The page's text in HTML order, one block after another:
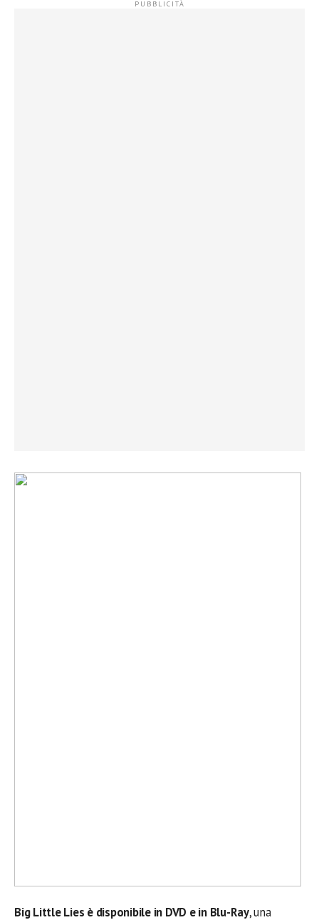
Big Little Lies è disponibile in DVD e in Blu-Ray, una